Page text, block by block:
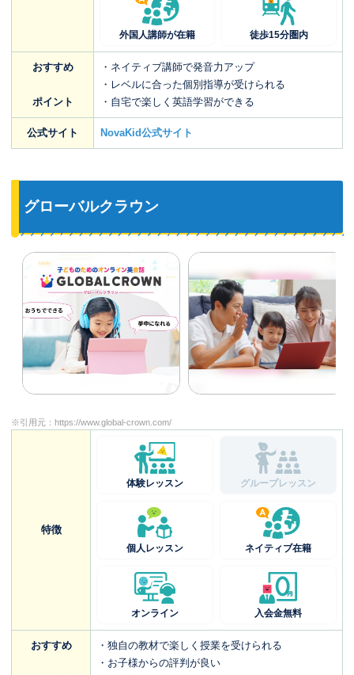
外国人講師が在籍 徒歩15分圏内
おすすめ
ポイント
・ネイティブ講師で発音力アップ
・レベルに合った個別指導が受けられる
・自宅で楽しく英語学習ができる
公式サイト NovaKid公式サイト
グローバルクラウン
※引用元： https://www.global-crown.com/
特徴
体験レッスン グループレッスン
個人レッスン ネイティブ在籍
オンライン 入会金無料
おすすめ
・独自の教材で楽しく授業を受けられる
・お子様からの評判が良い